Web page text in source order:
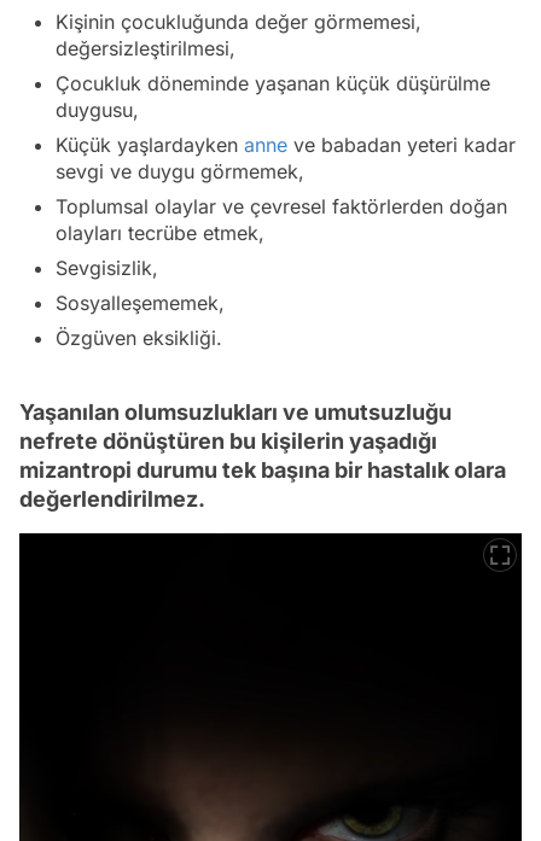
Kişinin çocukluğunda değer görmemesi,
değersizleştirilmesi,
Çocukluk döneminde yaşanan küçük düşürülme
duygusu,
Küçük yaşlardayken anne ve babadan yeteri kadar
sevgi ve duygu görmemek,
Toplumsal olaylar ve çevresel faktörlerden doğan
olayları tecrübe etmek,
Sevgisizlik,
Sosyalleşememek,
Özgüven eksikliği.
Yaşanılan olumsuzlukları ve umutsuzluğu
nefrete dönüştüren bu kişilerin yaşadığı
mizantropi durumu tek başına bir hastalık olara
değerlendirilmez.